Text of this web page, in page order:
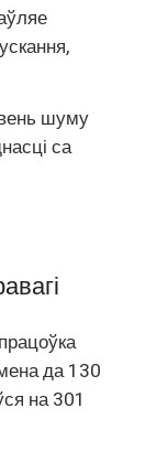
шуму
са
да 130
на 301